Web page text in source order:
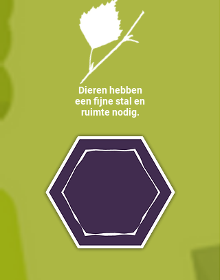
Dieren hebben
een fijne stal en
ruimte nodig.